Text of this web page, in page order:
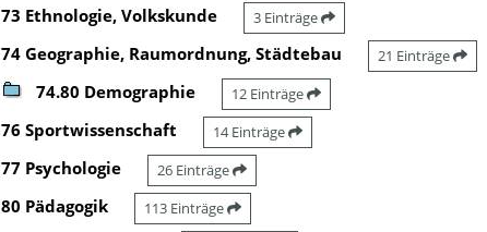
73 Ethnologie, Volkskunde 3 Einträge
74 Geographie, Raumordnung, Städtebau 21 Einträge
74.80 Demographie 12 Einträge
76 Sportwissenschaft 14 Einträge
77 Psychologie 26 Einträge
80 Pädagogik 113 Einträge